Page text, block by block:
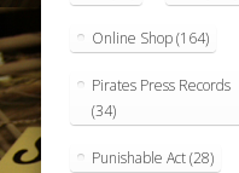
Online Shop(164)
Pirates Press Records
(34)
Punishable Act(28)